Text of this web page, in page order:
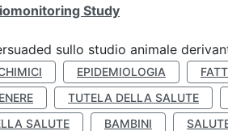
Study
sullo studio animale
EPIDEMIOLOGIA
TUTELA DELLA SALUTE
SALUTE
BAMBINI